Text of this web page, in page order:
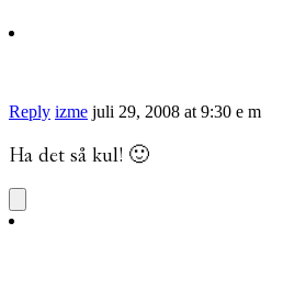
Reply izme juli 29, 2008 at 9:30 e m
Ha det så kul! 🙂